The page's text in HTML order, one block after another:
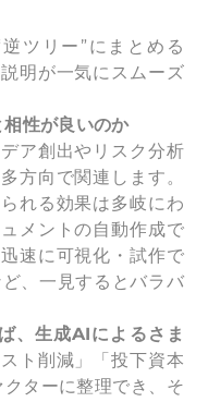
ツリー”にまとめる
明が一気にスムーズ
相性が良いのか
ア創出やリスク分析
方向で関連します。
れる効果は多岐にわ
メントの自動作成で
速に可視化・試作で
、一見するとバラバ
、生成AIによるさま
ト削減」「投下資本
ターに整理でき、そ